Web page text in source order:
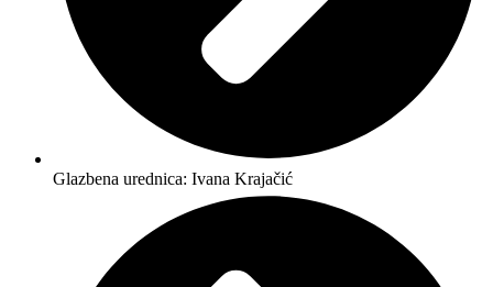
Glazbena urednica: Ivana Krajačić